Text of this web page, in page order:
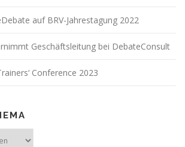
auf BRV-Jahrestagung 2022
Geschäftsleitung bei DebateConsult
Conference 2023